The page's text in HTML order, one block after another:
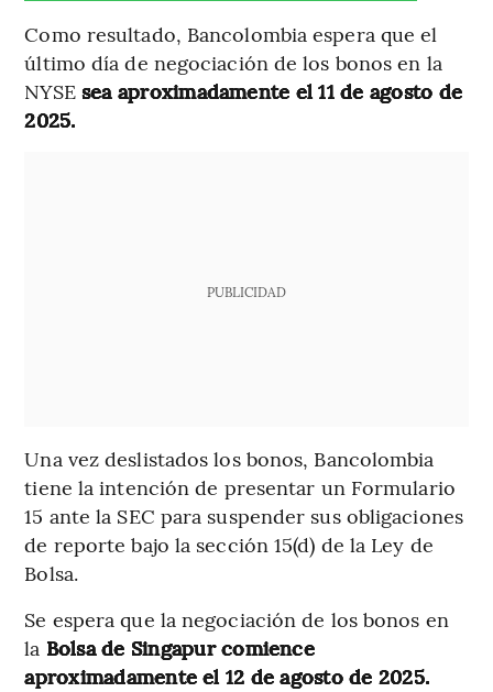
Como resultado, Bancolombia espera que el
último día de negociación de los bonos en la
NYSE sea aproximadamente el 11 de agosto de
2025.
PUBLICIDAD
Una vez deslistados los bonos, Bancolombia
tiene la intención de presentar un Formulario
15 ante la SEC para suspender sus obligaciones
de reporte bajo la sección 15(d) de la Ley de
Bolsa.
Se espera que la negociación de los bonos en
la Bolsa de Singapur comience
aproximadamente el 12 de agosto de 2025.